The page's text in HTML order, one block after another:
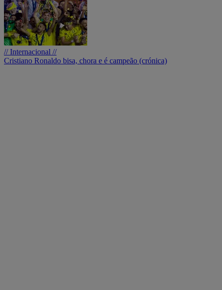
// Internacional //
Cristiano Ronaldo bisa, chora e é campeão (crónica)